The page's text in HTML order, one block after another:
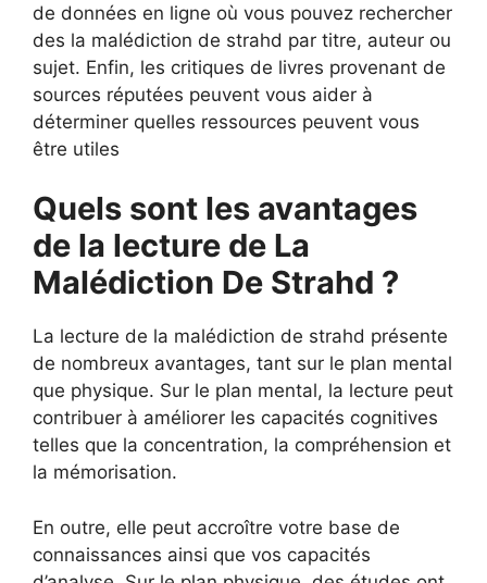
de données en ligne où vous pouvez rechercher
des la malédiction de strahd par titre, auteur ou
sujet. Enfin, les critiques de livres provenant de
sources réputées peuvent vous aider à
déterminer quelles ressources peuvent vous
être utiles
Quels sont les avantages
de la lecture de La
Malédiction De Strahd ?
La lecture de la malédiction de strahd présente
de nombreux avantages, tant sur le plan mental
que physique. Sur le plan mental, la lecture peut
contribuer à améliorer les capacités cognitives
telles que la concentration, la compréhension et
la mémorisation.
En outre, elle peut accroître votre base de
connaissances ainsi que vos capacités